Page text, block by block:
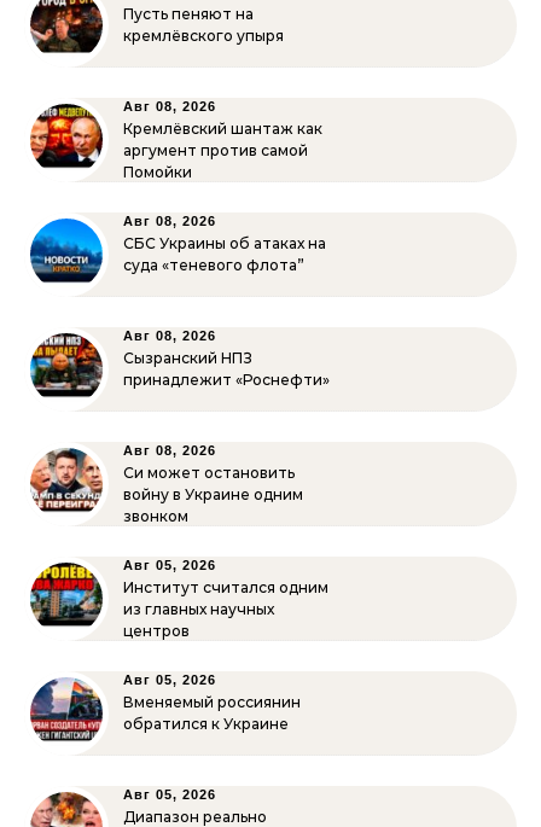
Пусть пеняют на
кремлёвского упыря
Авг 08, 2026
Кремлёвский шантаж как
аргумент против самой
Помойки
Авг 08, 2026
СБС Украины об атаках на
суда «теневого флота”
Авг 08, 2026
Сызранский НПЗ
принадлежит «Роснефти»
Авг 08, 2026
Си может остановить
войну в Украине одним
звонком
Авг 05, 2026
Институт считался одним
из главных научных
центров
Авг 05, 2026
Вменяемый россиянин
обратился к Украине
Авг 05, 2026
Диапазон реально